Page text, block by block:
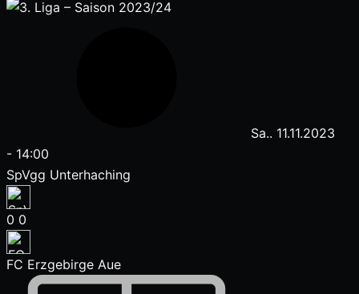
Sa.. 11.11.2023
- 14:00
SpVgg Unterhaching
0 0
FC Erzgebirge Aue